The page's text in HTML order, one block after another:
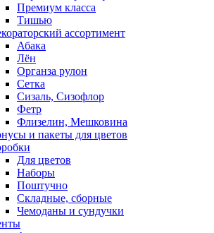
Премиум класса
Тишью
ассортимент
Абака
Лён
Органза рулон
Сетка
Сизаль, Сизофлор
Фетр
Флизелин, Мешковина
и пакеты для цветов
Для цветов
Наборы
Поштучно
Складные, сборные
Чемоданы и сундучки